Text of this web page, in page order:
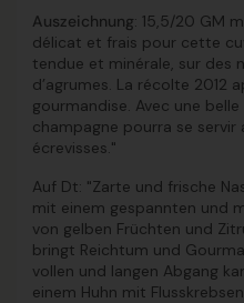
Auszeichnung: 15,5/20 GM
délicat et frais pour cette
tendue et minérale, sur des
d’agrumes. La récolte 2012
gourmandise. Avec une
champagne pourra se servir
écrevisses."
Auf Dt: "Zarte und frische
mit einem gespannten und
von gelben Früchten und
bringt Reichtum und
vollen und langen Abgang
einem Huhn mit